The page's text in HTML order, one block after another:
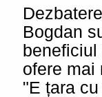
Bogdan
ofere mai
"E țara